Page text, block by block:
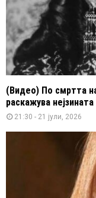
(Видео) По смртта
раскажува
21:30 - 21 јули, 2026